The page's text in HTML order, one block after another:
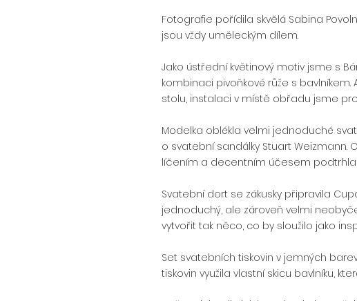
Fotografie pořídila skvělá Sabina
jsou vždy uměleckým dílem.
Jako ústřední květinový motiv jsme s
kombinaci pivoňkové růže s
stolu, instalaci v místě obřadu jsme
Modelka oblékla velmi jednoduché
o svatební sandálky Stuart Weizmann.
líčením a decentním účesem podtrhla
Svatební dort se zákusky připravila
jednoduchý, ale zároveň velmi
vytvořit tak něco, co by sloužilo jako
Set svatebních tiskovin v jemných
tiskovin využila vlastní skicu bavlníku,